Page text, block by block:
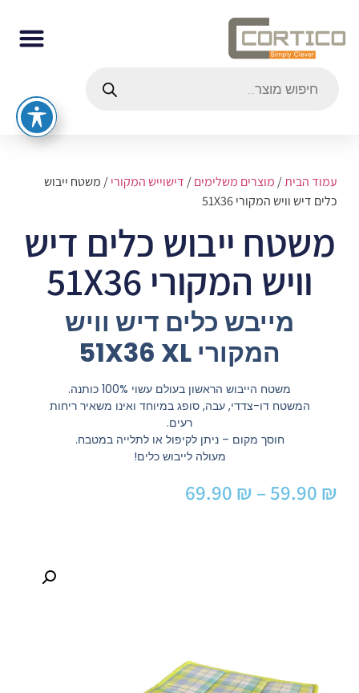
עמוד הבית/מוצרים משלימים/דישוייש המקורי/ משטח ייבוש
כלים דיש וויש המקורי 51X36
משטח ייבוש כלים דיש
וויש המקורי 51X36
מייבש כלים דיש וויש
המקורי 51X36 XL
משטח הייבוש הראשון בעולם עשוי 100% כותנה.
המשטח דו-צדדי, עבה, סופג במיוחד ואינו משאיר ריחות
רעים.
חוסך מקום – ניתן לקיפול או לתלייה במטבח.
מעולה לייבוש כלים!
59.90 ₪
–
69.90 ₪